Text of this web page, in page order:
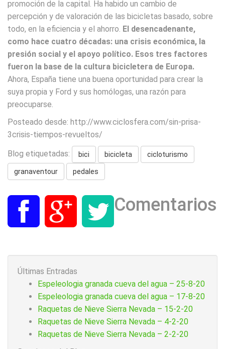
promoción de la capital. Ha habido un cambio de
percepción y de valoración de las bicicletas basado, sobre
todo, en la eficiencia y el ahorro. El desencadenante,
como hace cuatro décadas: una crisis económica, la
presión social y el apoyo político. Esos tres factores
fueron la base de la cultura bicicletera de Europa.
Ahora, España tiene una buena oportunidad para crear la
suya propia y Ford y sus homólogas, una razón para
preocuparse.
Posteado desde: http://www.ciclosfera.com/sin-prisa-
3crisis-tiempos-revueltos/
Blog etiquetadas: bici bicicleta cicloturismo
granaventour pedales
Comentarios
Últimas Entradas
Espeleologia granada cueva del agua – 25-8-20
Espeleologia granada cueva del agua – 17-8-20
Raquetas de Nieve Sierra Nevada – 15-2-20
Raquetas de Nieve Sierra Nevada – 4-2-20
Raquetas de Nieve Sierra Nevada – 2-2-20